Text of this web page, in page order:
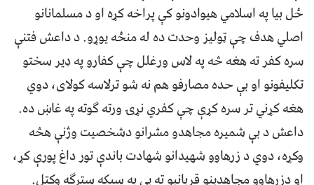
ځل بیا په اسلامي هیوادونو کې پراخه کړه او د مسلمانانو
اصلي هدف چې ټولیز وحدت ده له منځه یوړو. د داعش فتنې
سره کفر ته هغه څه په لاس ورغلل چې کفارو په ډیر سختو
تکلیفونو او بې حده مصارفو هم نه شو ترلاسه کولای، دوي
هغه کړني تر سره کړې چې کفري نړۍ ورته ګوته په غاښ ده.
داعش د بې شمیره مجاهدو مشرانو دشخصيت وژنې هڅه
وکړه، دوي د زرهاوو شهيدانو شهادت باندې تور داغ پورې کړ،
او دزرهاوو مجاهدينو قربانيو ته يي په سپکه سترګه وکتل.